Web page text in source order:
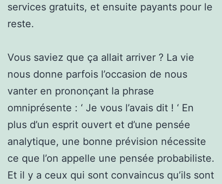
services gratuits, et ensuite payants pour le
reste.
Vous saviez que ça allait arriver ? La vie
nous donne parfois l’occasion de nous
vanter en prononçant la phrase
omniprésente : ‘ Je vous l’avais dit ! ‘ En
plus d’un esprit ouvert et d’une pensée
analytique, une bonne prévision nécessite
ce que l’on appelle une pensée probabiliste.
Et il y a ceux qui sont convaincus qu’ils sont